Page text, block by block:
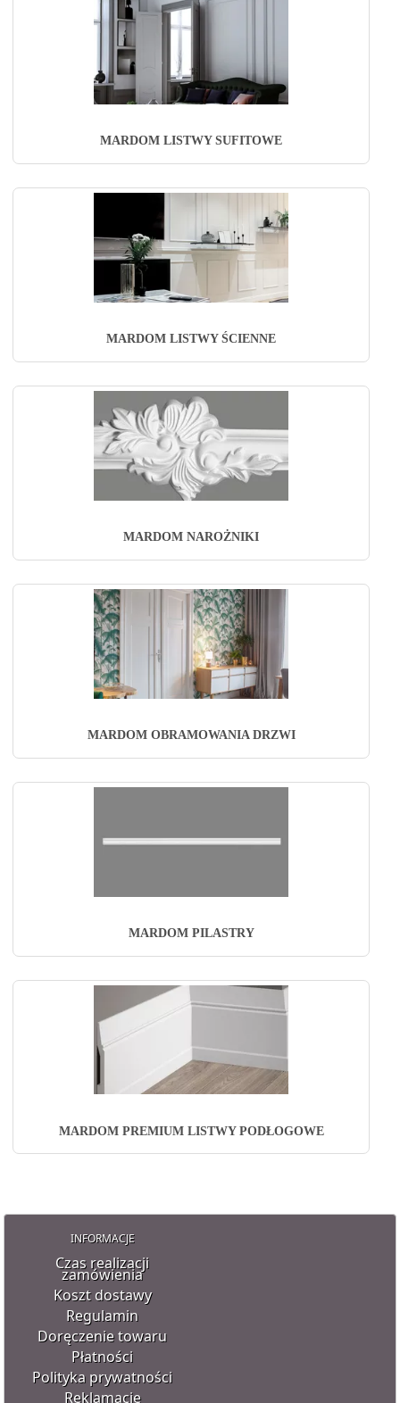
MARDOM LISTWY SUFITOWE
MARDOM LISTWY ŚCIENNE
MARDOM NAROŻNIKI
MARDOM OBRAMOWANIA DRZWI
MARDOM PILASTRY
MARDOM PREMIUM LISTWY PODŁOGOWE
INFORMACJE
Czas realizacji
zamówienia
Koszt dostawy
Regulamin
Doręczenie towaru
Płatności
Polityka prywatności
Reklamacje